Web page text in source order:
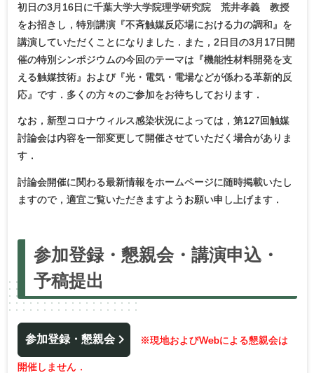
初日の3月16日に千葉大学大学院理学研究院 荒井孝義 教授
をお招きし，特別講演『不斉触媒反応場における力の調和』を
講演していただくことになりました．また，2日目の3月17日開
催の特別シンポジウムの今回のテーマは『機能性材料開発を支
える触媒技術』および『光・電気・電場などが係わる革新的反
応』です．多くの方々のご参加をお待ちしております．
なお，新型コロナウィルス感染状況によっては，第127回触媒
討論会は内容を一部変更して開催させていただく場合がありま
す．
討論会開催に関わる最新情報をホームページに随時掲載いたし
ますので，適宜ご覧いただきますようお願い申し上げます．
参加登録・懇親会・講演申込・
予稿提出
参加登録・懇親会 ※現地およびWebによる懇親会は
開催しません．